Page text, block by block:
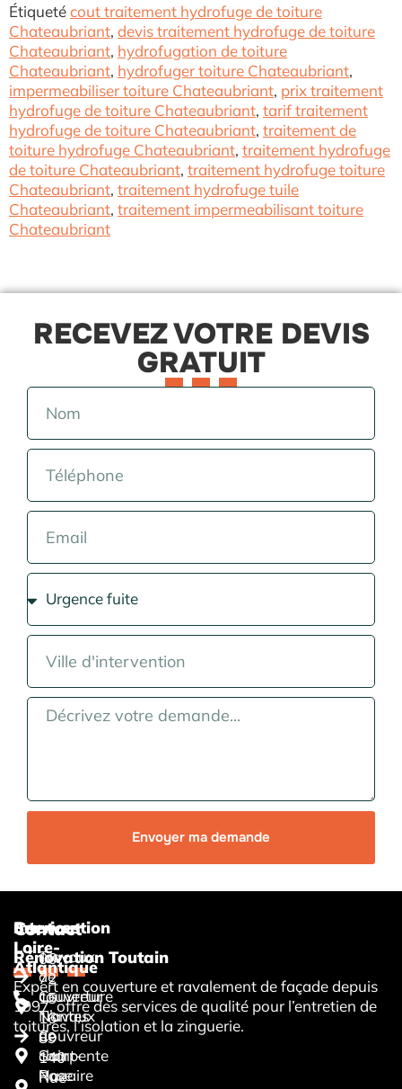
Étiquetécout traitement hydrofuge de toiture
Chateaubriant, devis traitement hydrofuge de toiture
Chateaubriant, hydrofugation de toiture
Chateaubriant, hydrofuger toiture Chateaubriant,
impermeabiliser toiture Chateaubriant, prix traitement
hydrofuge de toiture Chateaubriant, tarif traitement
hydrofuge de toiture Chateaubriant, traitement de
toiture hydrofuge Chateaubriant, traitement hydrofuge
de toiture Chateaubriant, traitement hydrofuge toiture
Chateaubriant, traitement hydrofuge tuile
Chateaubriant, traitement impermeabilisant toiture
Chateaubriant
RECEVEZ VOTRE DEVIS
GRATUIT
Envoyer ma demande
Rénovation Toutain
Expert en couverture et ravalement de façade depuis
1997, offre des services de qualité pour l’entretien de
toitures, l’isolation et la zinguerie.
Services
Travaux
de
couverture
Travaux
de
charpente
Pose
Intervention
Loire-
Atlantique
Couvreur
Nantes
Couvreur
Saint-
Nazaire
Contact
06
72
15
16
89
140
Rue